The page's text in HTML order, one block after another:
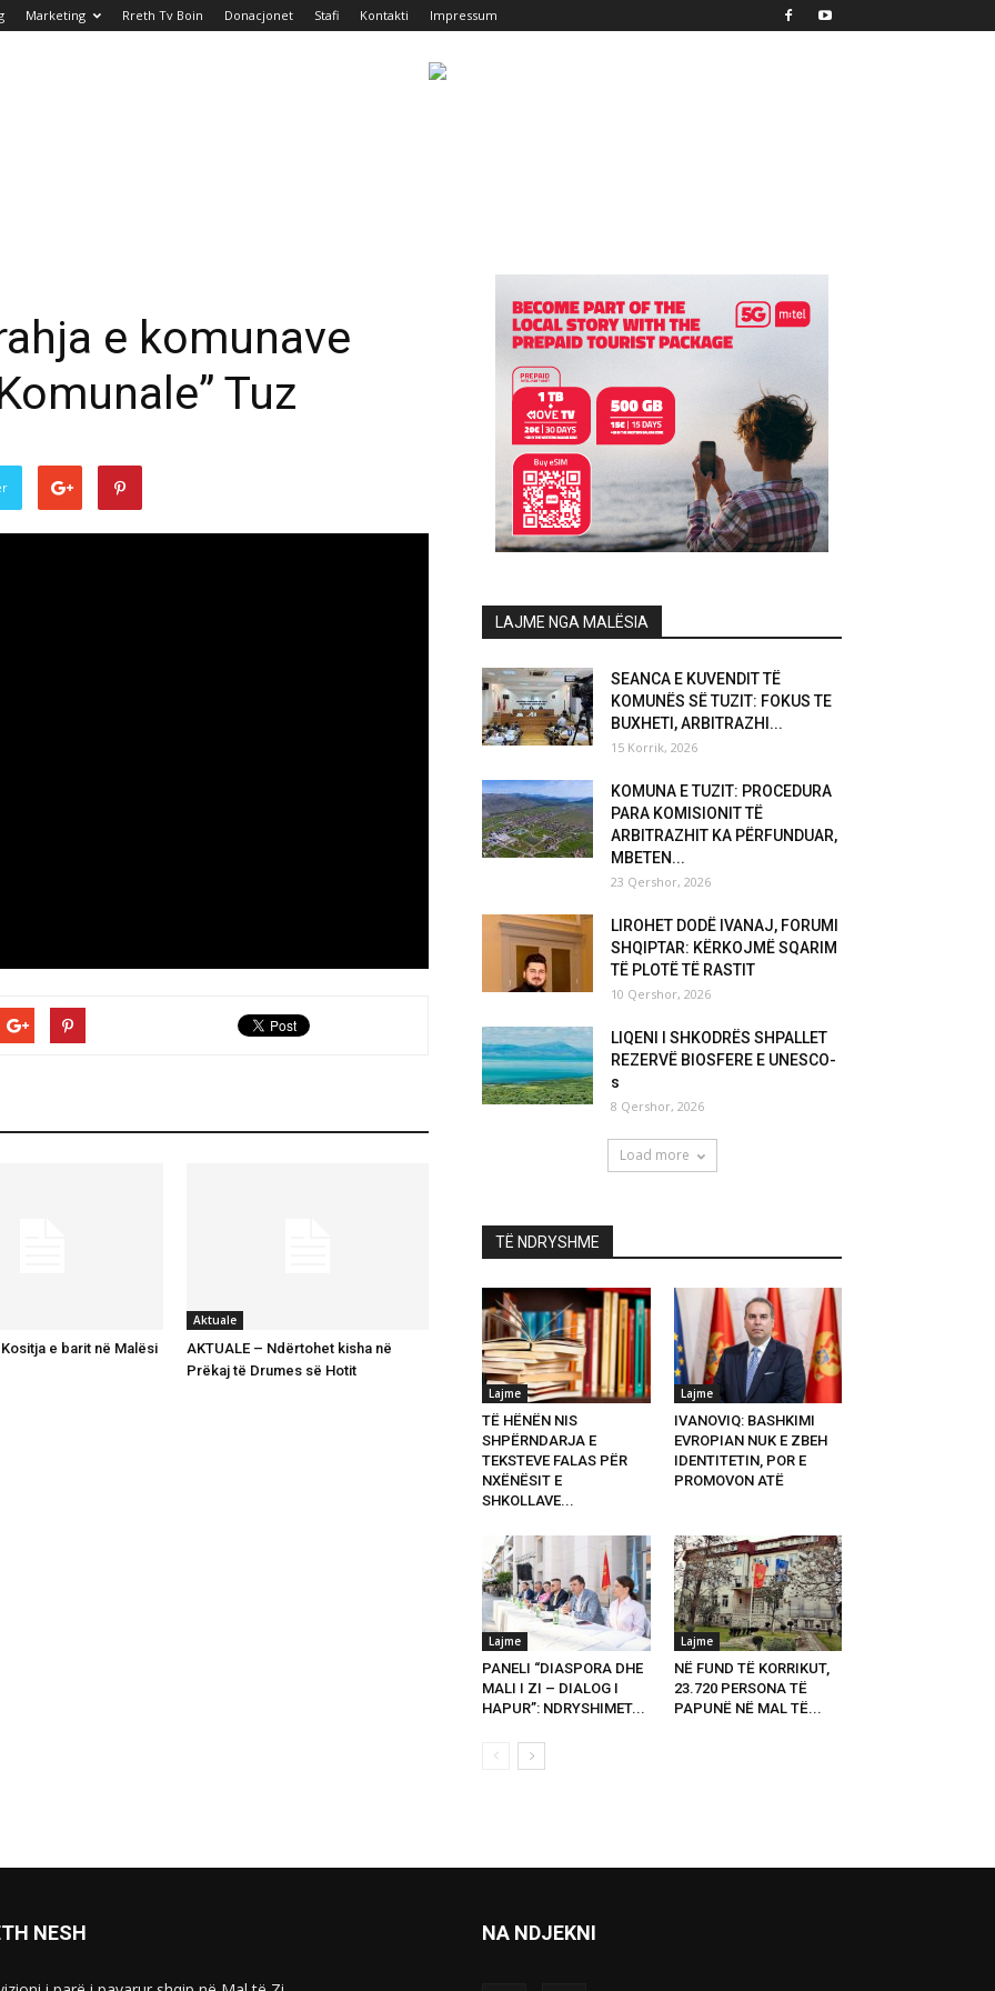
Marketing Rreth Tv Boin Donacjonet Stafi Kontakti Impressum
e komunave
Tuz
e barit në Malësi
Aktuale
AKTUALE – Ndërtohet kisha në
Prëkaj të Drumes së Hotit
LAJME NGA MALËSIA
SEANCA E KUVENDIT TË
KOMUNËS SË TUZIT: FOKUS TE
BUXHETI, ARBITRAZHI...
15 Korrik, 2026
KOMUNA E TUZIT: PROCEDURA
PARA KOMISIONIT TË
ARBITRAZHIT KA PËRFUNDUAR,
MBETEN...
23 Qershor, 2026
LIROHET DODË IVANAJ, FORUMI
SHQIPTAR: KËRKOJMË SQARIM
TË PLOTË TË RASTIT
10 Qershor, 2026
LIQENI I SHKODRËS SHPALLET
REZERVË BIOSFERE E UNESCO-
s
8 Qershor, 2026
Load more
TË NDRYSHME
Lajme
TË HËNËN NIS
SHPËRNDARJA E
TEKSTEVE FALAS PËR
NXËNËSIT E
SHKOLLAVE...
Lajme
IVANOVIQ: BASHKIMI
EVROPIAN NUK E ZBEH
IDENTITETIN, POR E
PROMOVON ATË
Lajme
PANELI “DIASPORA DHE
MALI I ZI – DIALOG I
HAPUR”: NDRYSHIMET...
Lajme
NË FUND TË KORRIKUT,
23.720 PERSONA TË
PAPUNË NË MAL TË...
NESH NA NDJEKNI